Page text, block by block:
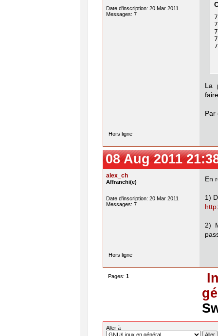
Date d'inscription: 20 Mar 2011
Messages: 7
La
Par
Hors ligne
08 Aug 2011
alex_ch
Affranchi(e)
Date d'inscription: 20 Mar 2011
Messages: 7
En
1)
2)
Hors ligne
Pages: 1
Aller à